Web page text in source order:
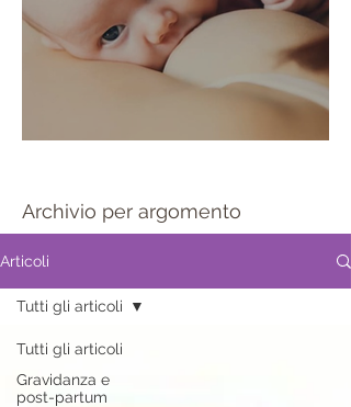
Archivio per argomento
Articoli
Tutti gli articoli
Gravidanza e
post-partum
Tutti gli articoli